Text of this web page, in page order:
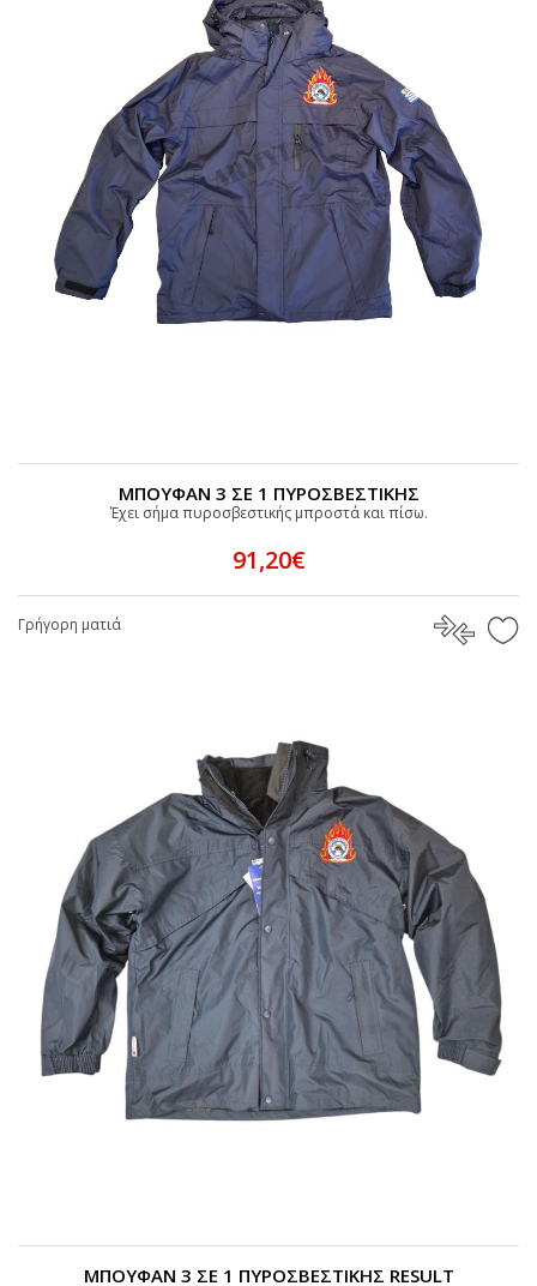
ΜΠΟΥΦΑΝ 3 ΣΕ 1 ΠΥΡΟΣΒΕΣΤΙΚΗΣ
Έχει σήμα πυροσβεστικής μπροστά και πίσω.
91,20€
Γρήγορη ματιά
ΜΠΟΥΦΑΝ 3 ΣΕ 1 ΠΥΡΟΣΒΕΣΤΙΚΗΣ RESULT